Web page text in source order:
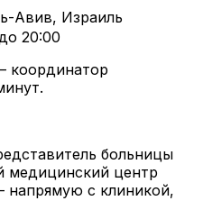
Авив, Израиль
20:00
координатор
больницы
медицинский центр
напрямую с клиникой,